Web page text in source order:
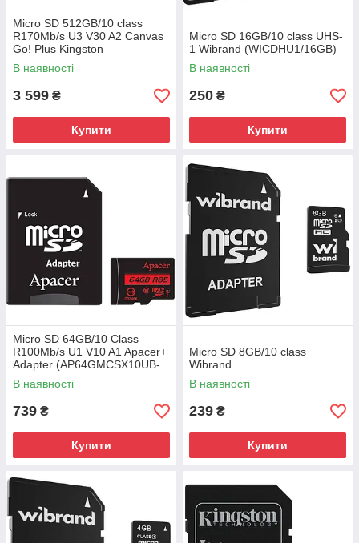
Micro SD 512GB/10 class
R170Mb/s U3 V30 A2 Canvas
Go! Plus Kingston
(SDCG3/512GB)
В наявності
3 599 ₴
Купити
Micro SD 16GB/10 class UHS-
1 Wibrand (WICDHU1/16GB)
В наявності
250 ₴
Купити
Micro SD 64GB/10 Class
R100Mb/s U1 V10 A1 Apacer+
Adapter (AP64GMCSX10UB-
R)
В наявності
739 ₴
Купити
Micro SD 8GB/10 class
Wibrand
В наявності
239 ₴
Купити